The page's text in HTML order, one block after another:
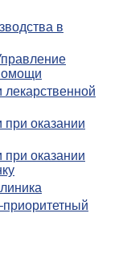
в
при оказании
при оказании